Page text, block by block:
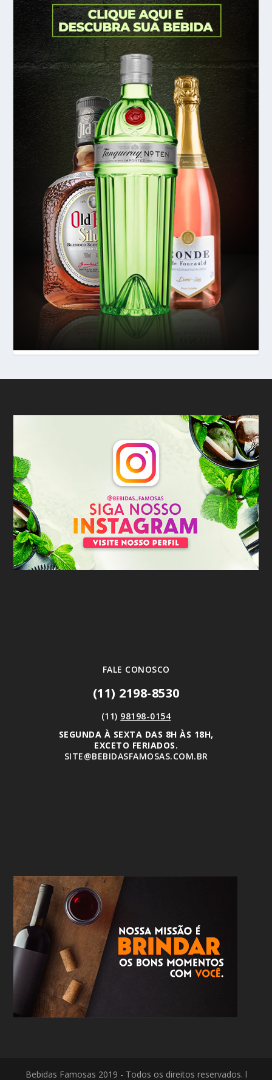
FALE CONOSCO
(11) 2198-8530
(11) 98198-0154
SEGUNDA À SEXTA DAS 8H ÀS 18H,
EXCETO FERIADOS.
SITE@BEBIDASFAMOSAS.COM.BR
Bebidas Famosas 2019 - Todos os direitos reservados. l